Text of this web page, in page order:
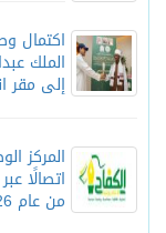
اكتمال
إلى مقر
من عام 2026